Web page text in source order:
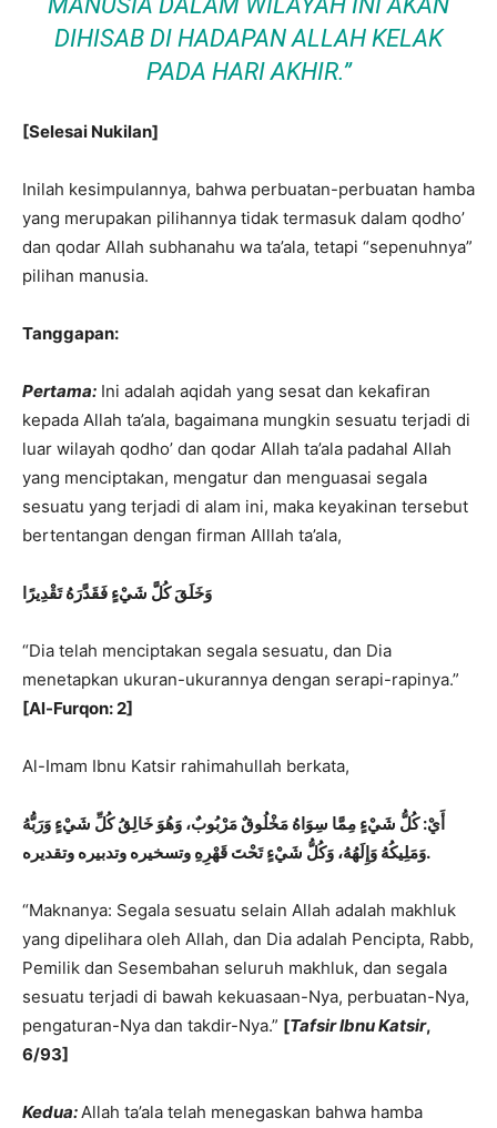
DIHISAB DI HADAPAN ALLAH KELAK
PADA HARI AKHIR.”
[Selesai Nukilan]
Inilah kesimpulannya, bahwa perbuatan-perbuatan hamba
yang merupakan pilihannya tidak termasuk dalam qodho’
dan qodar Allah subhanahu wa ta’ala, tetapi “sepenuhnya”
pilihan manusia.
Tanggapan:
Pertama: Ini adalah aqidah yang sesat dan kekafiran
kepada Allah ta’ala, bagaimana mungkin sesuatu terjadi di
luar wilayah qodho’ dan qodar Allah ta’ala padahal Allah
yang menciptakan, mengatur dan menguasai segala
sesuatu yang terjadi di alam ini, maka keyakinan tersebut
bertentangan dengan firman Alllah ta’ala,
وَخَلَقَ كُلَّ شَيْءٍ فَقَدَّرَهُ تَقْدِيرًا
“Dia telah menciptakan segala sesuatu, dan Dia
menetapkan ukuran-ukurannya dengan serapi-rapinya.”
[Al-Furqon: 2]
Al-Imam Ibnu Katsir rahimahullah berkata,
أَيْ: كُلُّ شَيْءٍ مِمَّا سِوَاهُ مَخْلُوقٌ مَرْبُوبٌ، وَهُوَ خَالِقُ كُلِّ شَيْءٍ وَرَبُّهُ
وَمَلِيكُهُ وَإِلَهُهُ، وَكُلُّ شَيْءٍ تَحْتَ قَهْرِهِ وتسخيره وتدبيره وتقديره.
“Maknanya: Segala sesuatu selain Allah adalah makhluk
yang dipelihara oleh Allah, dan Dia adalah Pencipta, Rabb,
Pemilik dan Sesembahan seluruh makhluk, dan segala
sesuatu terjadi di bawah kekuasaan-Nya, perbuatan-Nya,
pengaturan-Nya dan takdir-Nya.” [Tafsir Ibnu Katsir,
6/93]
Kedua:Allah ta’ala telah menegaskan bahwa hamba